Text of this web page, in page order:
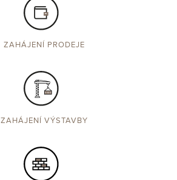
ZAHÁJENÍ PRODEJE
ZAHÁJENÍ VÝSTAVBY